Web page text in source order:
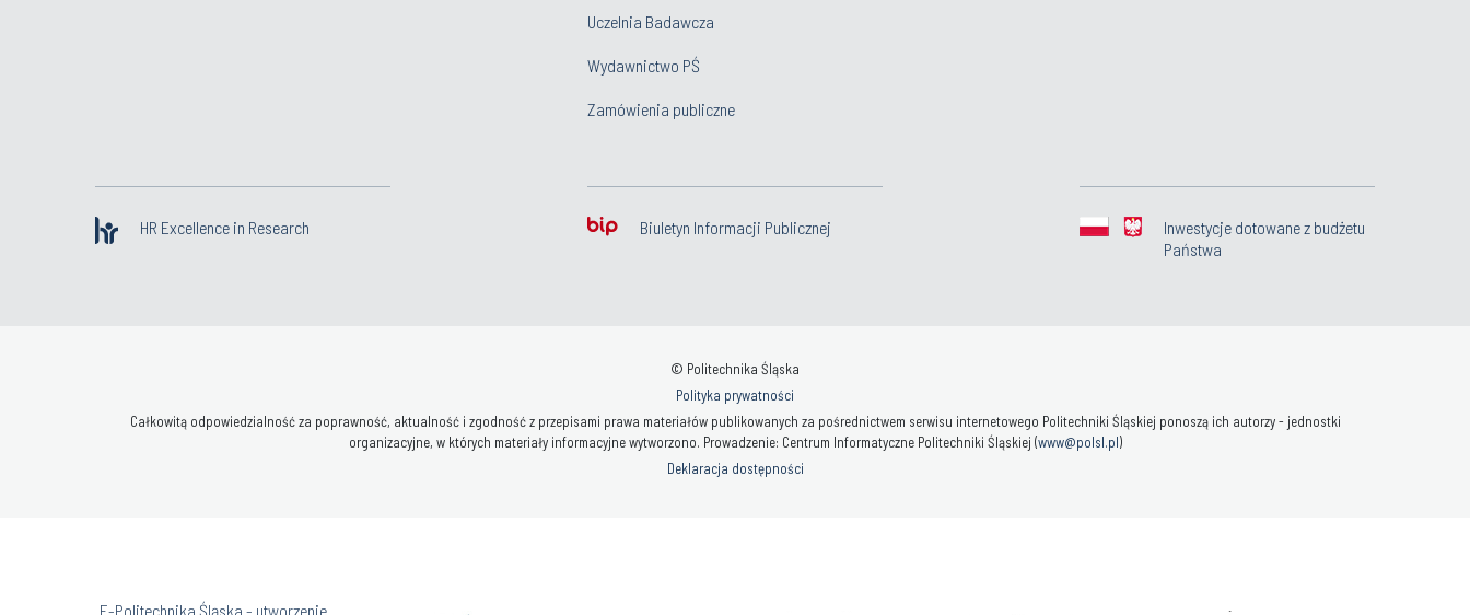
Uczelnia Badawcza
Wydawnictwo PŚ
Zamówienia publiczne
HR Excellence in Research Biuletyn Informacji Publicznej
Inwestycje dotowane z budżetu
Państwa
© Politechnika Śląska
Polityka prywatności
Całkowitą odpowiedzialność za poprawność, aktualność i zgodność z przepisami prawa materiałów publikowanych za pośrednictwem serwisu internetowego Politechniki Śląskiej ponoszą ich autorzy - jednostki
organizacyjne, w których materiały informacyjne wytworzono. Prowadzenie: Centrum Informatyczne Politechniki Śląskiej (www@polsl.pl)
Deklaracja dostępności
„E-Politechnika Śląska - utworzenie